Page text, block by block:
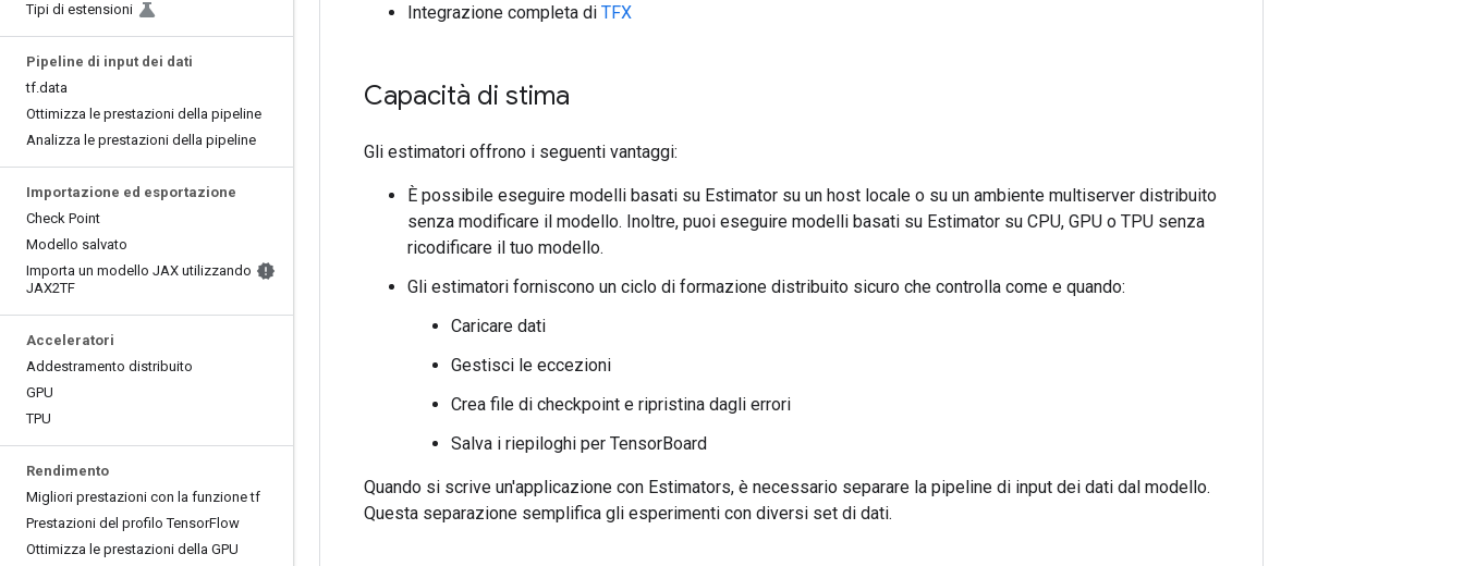
Tipi di estensioni
Pipeline di input dei dati
tf.data
Ottimizza le prestazioni della pipeline
Analizza le prestazioni della pipeline
Importazione ed esportazione
Check Point
Modello salvato
Importa un modello JAX utilizzando
JAX2TF
Acceleratori
Addestramento distribuito
GPU
TPU
Rendimento
Migliori prestazioni con la funzione tf
Prestazioni del profilo TensorFlow
Ottimizza le prestazioni della GPU
Integrazione completa di TFX
Capacità di stima
Gli estimatori offrono i seguenti vantaggi:
È possibile eseguire modelli basati su Estimator su un host locale o su un ambiente multiserver distribuito
senza modificare il modello. Inoltre, puoi eseguire modelli basati su Estimator su CPU, GPU o TPU senza
ricodificare il tuo modello.
Gli estimatori forniscono un ciclo di formazione distribuito sicuro che controlla come e quando:
Caricare dati
Gestisci le eccezioni
Crea file di checkpoint e ripristina dagli errori
Salva i riepiloghi per TensorBoard
Quando si scrive un'applicazione con Estimators, è necessario separare la pipeline di input dei dati dal modello.
Questa separazione semplifica gli esperimenti con diversi set di dati.